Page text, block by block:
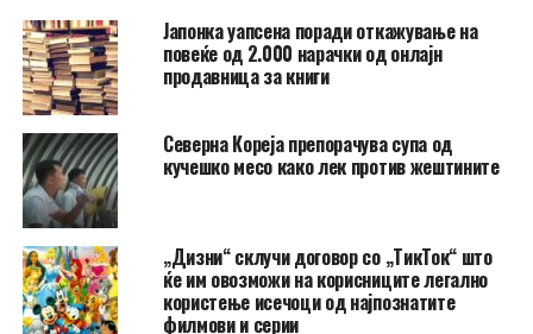
Јапонка уапсена поради откажување на
повеќе од 2.000 нарачки од онлајн
продавница за книги
Северна Кореја препорачува супа од
кучешко месо како лек против жештините
„Дизни“ склучи договор со „ТикТок“ што
ќе им овозможи на корисниците легално
користење исечоци од најпознатите
филмови и серии